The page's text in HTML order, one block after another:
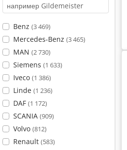
Benz (3 469)
Mercedes-Benz (3 465)
MAN (2 730)
Siemens (1 633)
Iveco (1 386)
Linde (1 236)
DAF (1 172)
SCANIA (909)
Volvo (812)
Renault (583)